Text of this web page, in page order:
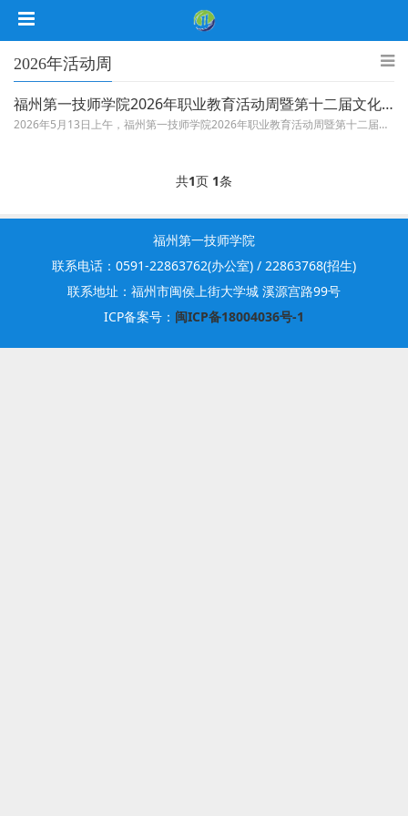
2026年活动周
福州第一技师学院2026年职业教育活动周暨第十二届文化艺术技能节启动仪式隆重开幕
2026年5月13日上午，福州第一技师学院2026年职业教育活动周暨第十二届文化艺术技能节启动仪式在综合体艺馆隆重举行。...
共1页 1条
福州第一技师学院
联系电话：0591-22863762(办公室) / 22863768(招生)
联系地址：福州市闽侯上街大学城 溪源宫路99号
ICP备案号： 闽ICP备18004036号-1